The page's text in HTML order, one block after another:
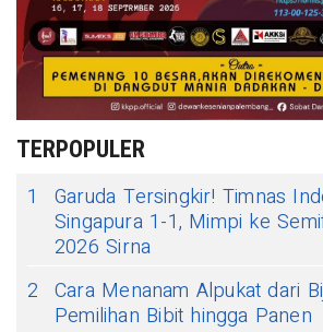
TERPOPULER
1
Garuda Tersingkir! Timnas
Singapura 1-1, Mimpi ke
2026 Sirna
2 Cara Menanam Alpukat dari
Pemilihan Bibit hingga Panen